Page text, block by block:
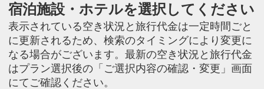
宿泊施設・ホテルを選択してください
表示されている空き状況と旅行代金は一定時間ごと
に更新されるため、検索のタイミングにより変更に
なる場合がございます。最新の空き状況と旅行代金
はプラン選択後の「ご選択内容の確認・変更」画面
にてご確認ください。